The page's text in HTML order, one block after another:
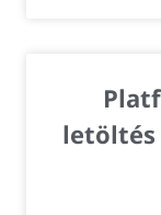
letöltés